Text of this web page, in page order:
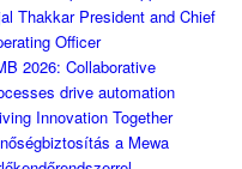
Thakkar President and Chief
Officer
2026: Collaborative
drive automation
Innovation Together
a Mewa